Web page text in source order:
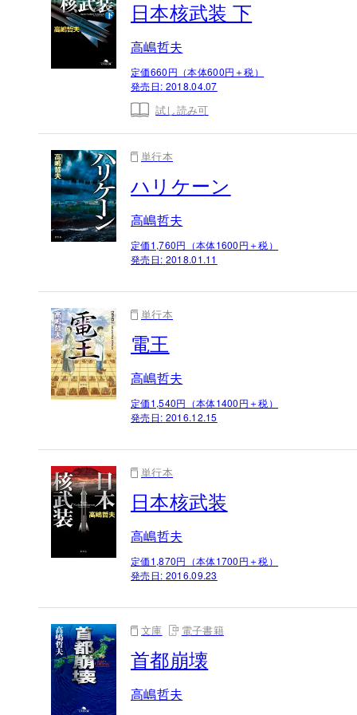
日本核武装 下
高嶋哲夫
定価660円（本体600円＋税）
発売日: 2018.04.07
試し読み可
単行本
ハリケーン
高嶋哲夫
定価1,760円（本体1600円＋税）
発売日: 2018.01.11
単行本
電王
高嶋哲夫
定価1,540円（本体1400円＋税）
発売日: 2016.12.15
単行本
日本核武装
高嶋哲夫
定価1,870円（本体1700円＋税）
発売日: 2016.09.23
文庫 電子書籍
首都崩壊
高嶋哲夫